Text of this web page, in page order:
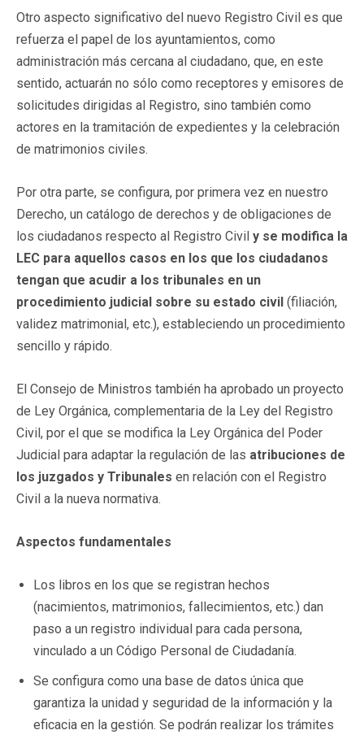
Otro aspecto significativo del nuevo Registro Civil es que
refuerza el papel de los ayuntamientos, como
administración más cercana al ciudadano, que, en este
sentido, actuarán no sólo como receptores y emisores de
solicitudes dirigidas al Registro, sino también como
actores en la tramitación de expedientes y la celebración
de matrimonios civiles.
Por otra parte, se configura, por primera vez en nuestro
Derecho, un catálogo de derechos y de obligaciones de
los ciudadanos respecto al Registro Civil y se modifica la
LEC para aquellos casos en los que los ciudadanos
tengan que acudir a los tribunales en un
procedimiento judicial sobre su estado civil (filiación,
validez matrimonial, etc.), estableciendo un procedimiento
sencillo y rápido.
El Consejo de Ministros también ha aprobado un proyecto
de Ley Orgánica, complementaria de la Ley del Registro
Civil, por el que se modifica la Ley Orgánica del Poder
Judicial para adaptar la regulación de las atribuciones de
los juzgados y Tribunales en relación con el Registro
Civil a la nueva normativa.
Aspectos fundamentales
Los libros en los que se registran hechos
(nacimientos, matrimonios, fallecimientos, etc.) dan
paso a un registro individual para cada persona,
vinculado a un Código Personal de Ciudadanía.
Se configura como una base de datos única que
garantiza la unidad y seguridad de la información y la
eficacia en la gestión. Se podrán realizar los trámites